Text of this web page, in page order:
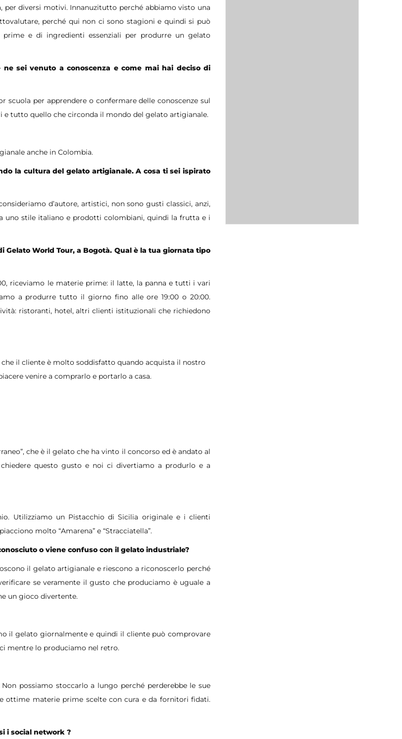
diversi motivi. Innanuzitutto perché abbiamo visto una
perché qui non ci sono stagioni e quindi si può
e di ingredienti essenziali per produrre un gelato
sei venuto a conoscenza e come mai hai deciso di
per apprendere o confermare delle conoscenze sul
e tutto quello che circonda il mondo del gelato artigianale.
anche in Colombia.
la cultura del gelato artigianale. A cosa ti sei ispirato
d’autore, artistici, non sono gusti classici, anzi,
uno stile italiano e prodotti colombiani, quindi la frutta e i
Gelato World Tour, a Bogotà. Qual è la tua giornata tipo
riceviamo le materie prime: il latte, la panna e tutti i vari
a produrre tutto il giorno fino alle ore 19:00 o 20:00.
ristoranti, hotel, altri clienti istituzionali che richiedono
il cliente è molto soddisfatto quando acquista il nostro
venire a comprarlo e portarlo a casa.
che è il gelato che ha vinto il concorso ed è andato al
questo gusto e noi ci divertiamo a produrlo e a
Utilizziamo un Pistacchio di Sicilia originale e i clienti
molto “Amarena” e “Stracciatella”.
o viene confuso con il gelato industriale?
il gelato artigianale e riescono a riconoscerlo perché
se veramente il gusto che produciamo è uguale a
un gioco divertente.
il gelato giornalmente e quindi il cliente può comprovare
mentre lo produciamo nel retro.
possiamo stoccarlo a lungo perché perderebbe le sue
ottime materie prime scelte con cura e da fornitori fidati.
i social network ?